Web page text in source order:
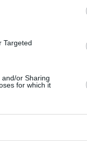
Targeted
or Sharing
for which it
επιτροπής
την ελληνική
για τα Τέμπη
την πολιτική
άλλων